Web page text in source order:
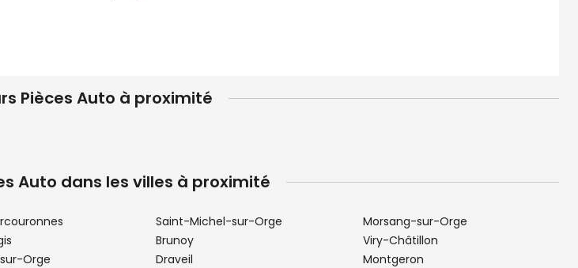
Pièces Auto à proximité
Auto dans les villes à proximité
Orge
Saint-Michel-sur-Orge
Brunoy
Draveil
Morsang-sur-Orge
Viry-Châtillon
Montgeron